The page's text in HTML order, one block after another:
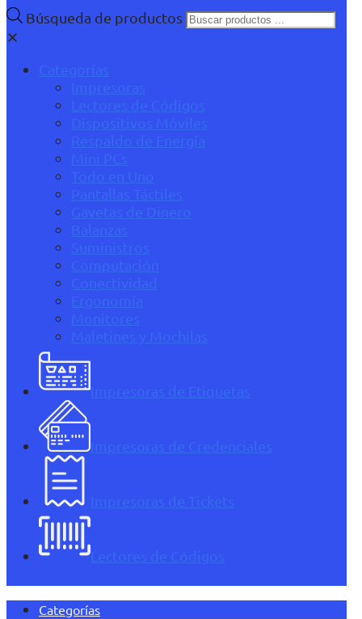
Búsqueda de productos
✕
Categorías
Impresoras
Lectores de Códigos
Dispositivos Móviles
Respaldo de Energía
Mini PCs
Todo en Uno
Pantallas Táctiles
Gavetas de Dinero
Balanzas
Suministros
Computación
Conectividad
Ergonomía
Monitores
Maletines y Mochilas
Impresoras de Etiquetas
Impresoras de Credenciales
Impresoras de Tickets
Lectores de Códigos
Categorías